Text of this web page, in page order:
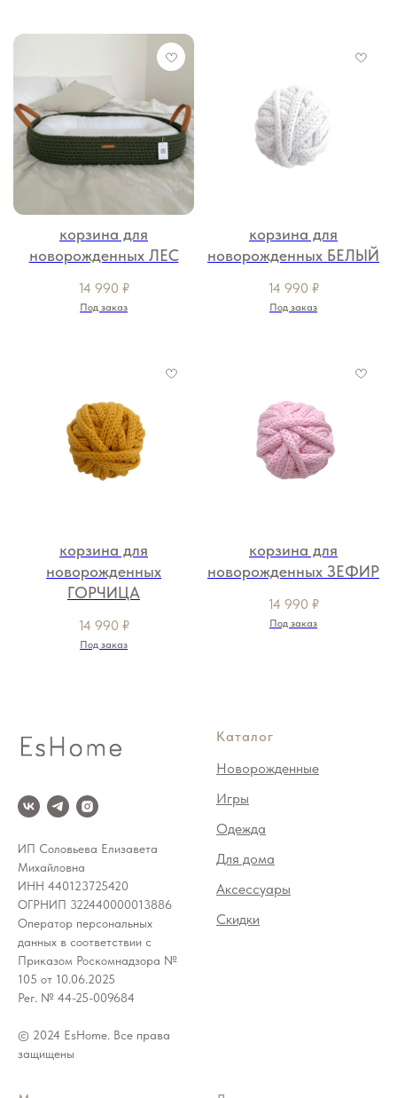
корзина для
новорожденных ЛЕС
14 990 ₽
Под заказ
корзина для
новорожденных БЕЛЫЙ
14 990 ₽
Под заказ
корзина для
новорожденных
ГОРЧИЦА
14 990 ₽
Под заказ
корзина для
новорожденных ЗЕФИР
14 990 ₽
Под заказ
ИП Соловьева Елизавета
Михайловна
ИНН 440123725420
ОГРНИП 322440000013886
Оператор персональных
данных в соответствии с
Приказом Роскомнадзора №
105 от 10.06.2025
Рег. № 44-25-009684
© 2024 EsHome. Все права
защищены
Каталог
Новорожденные
Игры
Одежда
Для дома
Аксессуары
Скидки